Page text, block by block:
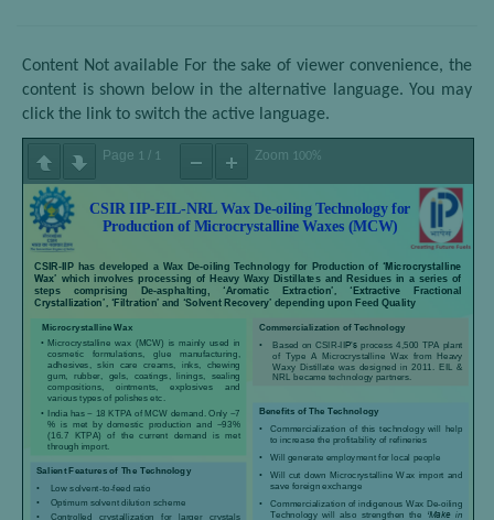
Content Not available For the sake of viewer convenience, the
content is shown below in the alternative language. You may
click the link to switch the active language.
Page 1 / 1 Zoom 100%